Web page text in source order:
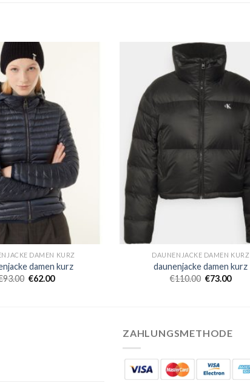
DAMEN KURZ
damen kurz
93.00 €62.00
DAUNENJACKE DAMEN KURZ
daunenjacke damen kurz
€110.00 €73.00
ZAHLUNGSMETHODE